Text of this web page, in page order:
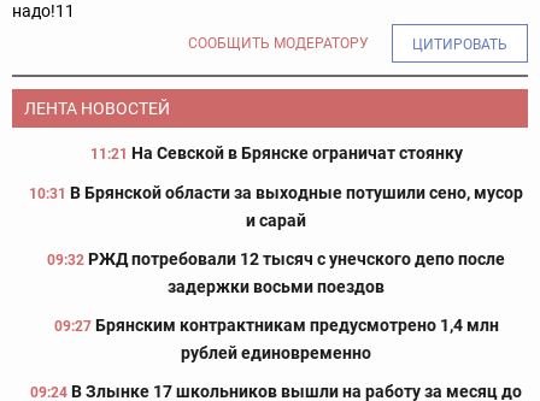
надо!11
СООБЩИТЬ МОДЕРАТОРУ ЦИТИРОВАТЬ
ЛЕНТА НОВОСТЕЙ
11:21 На Севской в Брянске ограничат стоянку
10:31 В Брянской области за выходные потушили сено, мусор
и сарай
09:32 РЖД потребовали 12 тысяч с унечского депо после
задержки восьми поездов
09:27 Брянским контрактникам предусмотрено 1,4 млн
рублей единовременно
09:24 В Злынке 17 школьников вышли на работу за месяц до